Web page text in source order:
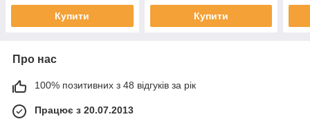
Купити Купити
Про нас
100% позитивних з 48 відгуків за рік
Працює з 20.07.2013